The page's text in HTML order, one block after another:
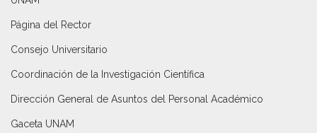
Página del Rector
Consejo Universitario
Coordinación de la Investigación Científica
Dirección General de Asuntos del Personal Académico
Gaceta UNAM